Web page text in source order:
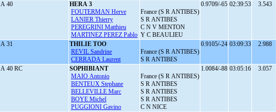
A 40
HERA 3
FOUTERMAN Herve
LANIER Thierry
PEREGRINI Matthieu
MARTINEZ PEREZ Pablo
France (S R ANTIBES)
S R ANTIBES
C N V MENTON
Y C BEAULIEU
0.9709/-65 02:39:53 3.543
A 31
THILIE TOO
REVIL Sandrine
CERRADA Laurent
France (S R ANTIBES)
S R ANTIBES
0.9105/-24 03:09:33 2.988
A 40 RC
SOPHIBIANT
MAIO Antonio
BENTEUX Stephane
BELLEVILLE Marc
BOYE Michel
PUGGIONI Gavino
France (S R ANTIBES)
S R ANTIBES
S R ANTIBES
S R ANTIBES
C N NICE
1.0084/-88 03:05:16 3.057